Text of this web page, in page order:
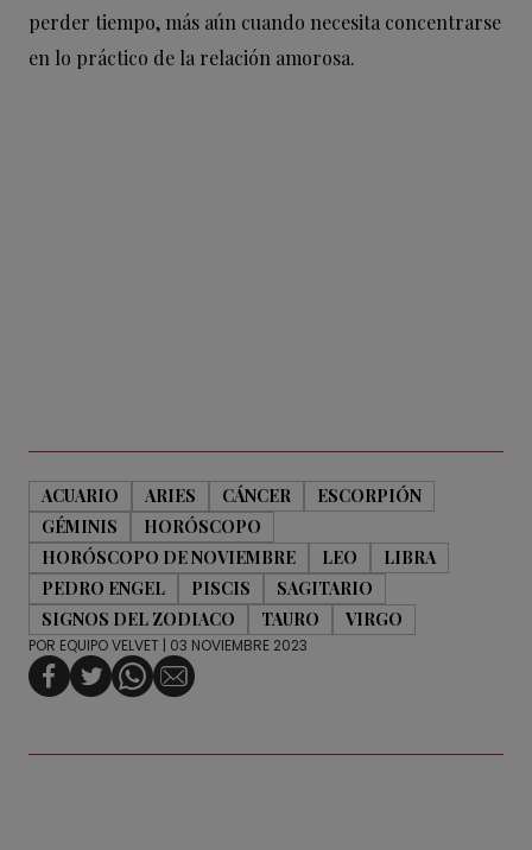
perder tiempo, más aún cuando necesita concentrarse
en lo práctico de la relación amorosa.
ACUARIO ARIES CÁNCER
ESCORPIÓN
GÉMINIS
HORÓSCOPO
HORÓSCOPO DE NOVIEMBRE
LEO
LIBRA
PEDRO ENGEL
PISCIS
SAGITARIO
SIGNOS DEL ZODIACO
TAURO VIRGO
POR EQUIPO VELVET | 03 NOVIEMBRE 2023